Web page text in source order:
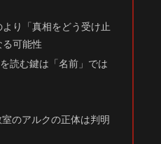
り「真相をどう受け止
可能性
読む鍵は「名前」では
のアルクの正体は判明